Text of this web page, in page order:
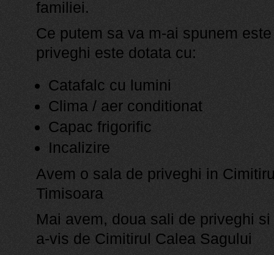
familiei.
Ce putem sa va m-ai spunem
priveghi este dotata cu:
Catafalc cu lumini
Clima / aer conditionat
Capac frigorific
Incalizire
Avem o sala de priveghi in
Timisoara
Mai avem, doua sali de priveghi
a-vis de Cimitirul Calea Sagului